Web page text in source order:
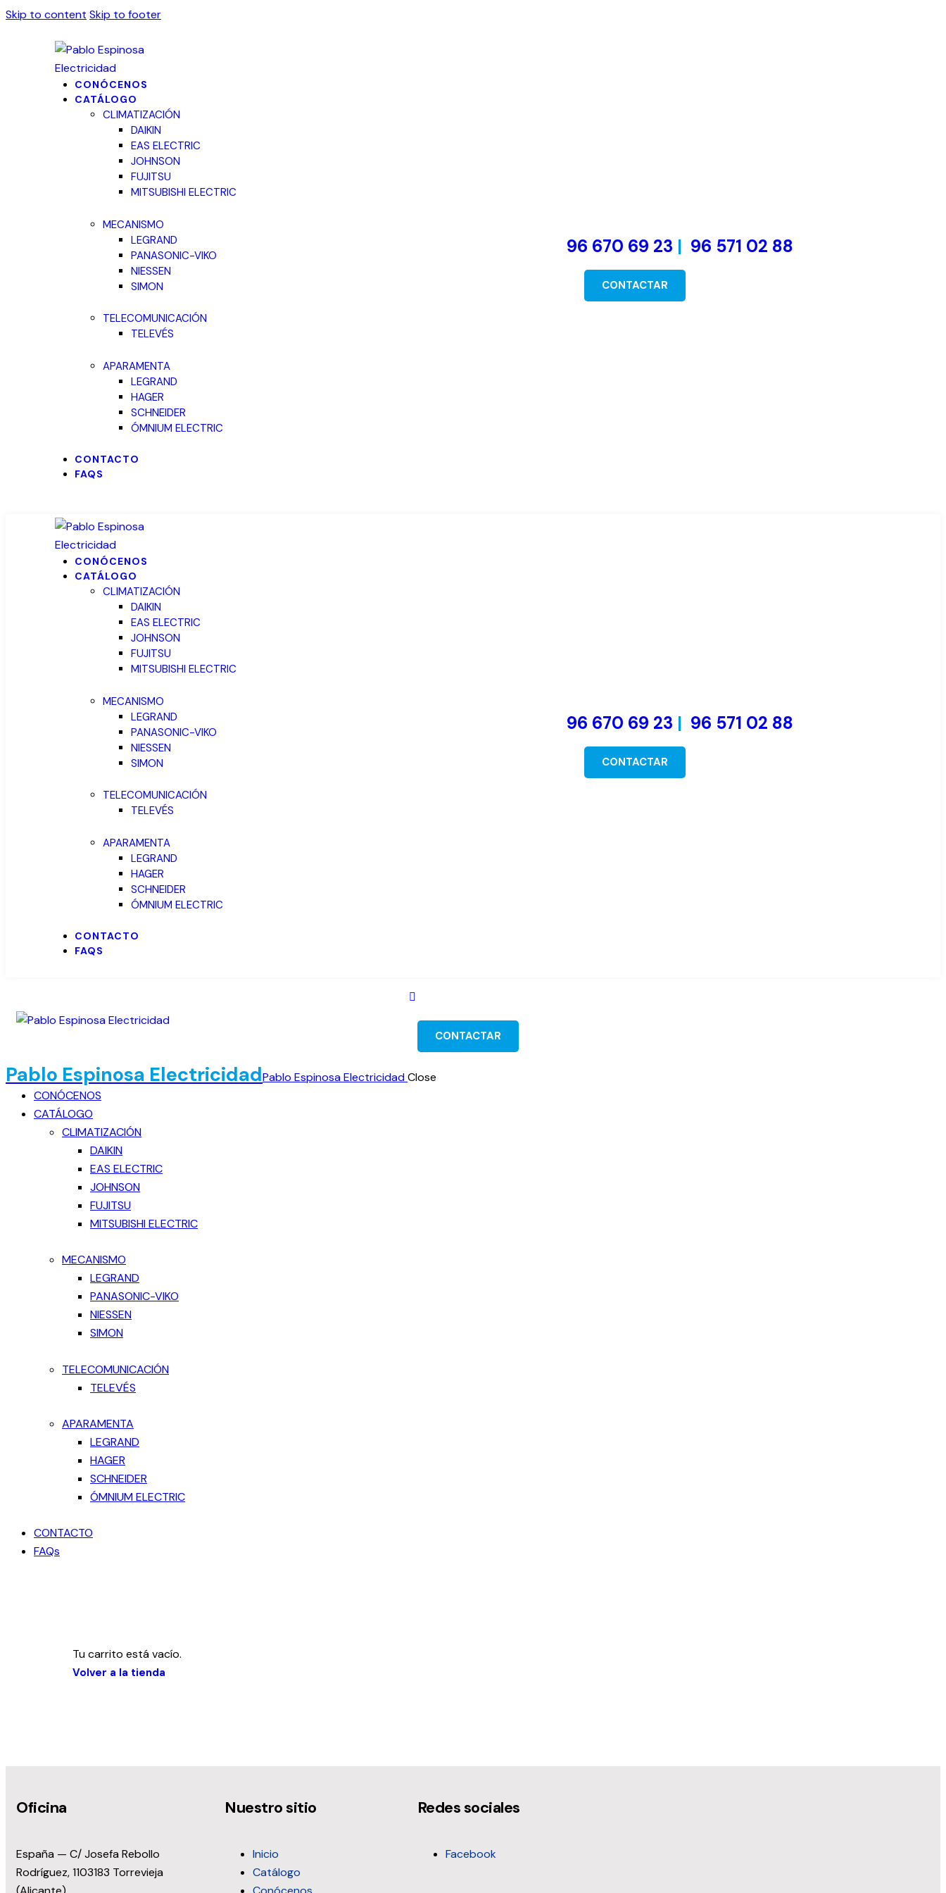
Skip to content Skip to footer
CONÓCENOS
CATÁLOGO
CLIMATIZACIÓN
DAIKIN
EAS ELECTRIC
JOHNSON
FUJITSU
MITSUBISHI ELECTRIC
MECANISMO
LEGRAND
PANASONIC-VIKO
NIESSEN
SIMON
TELECOMUNICACIÓN
TELEVÉS
APARAMENTA
LEGRAND
HAGER
SCHNEIDER
ÓMNIUM ELECTRIC
CONTACTO
FAQS
96 670 69 23 | 96 571 02 88
CONTACTAR
CONÓCENOS
CATÁLOGO
CLIMATIZACIÓN
DAIKIN
EAS ELECTRIC
JOHNSON
FUJITSU
MITSUBISHI ELECTRIC
MECANISMO
LEGRAND
PANASONIC-VIKO
NIESSEN
SIMON
TELECOMUNICACIÓN
TELEVÉS
APARAMENTA
LEGRAND
HAGER
SCHNEIDER
ÓMNIUM ELECTRIC
CONTACTO
FAQS
96 670 69 23 | 96 571 02 88
CONTACTAR
CONTACTAR
Pablo Espinosa ElectricidadPablo Espinosa ElectricidadClose
CONÓCENOS
CATÁLOGO
CLIMATIZACIÓN
DAIKIN
EAS ELECTRIC
JOHNSON
FUJITSU
MITSUBISHI ELECTRIC
MECANISMO
LEGRAND
PANASONIC-VIKO
NIESSEN
SIMON
TELECOMUNICACIÓN
TELEVÉS
APARAMENTA
LEGRAND
HAGER
SCHNEIDER
ÓMNIUM ELECTRIC
CONTACTO
FAQs
Tu carrito está vacío.
Volver a la tienda
Oficina
España — C/ Josefa Rebollo
Rodríguez, 1103183 Torrevieja
Nuestro sitio
Inicio
Catálogo
Redes sociales
Facebook